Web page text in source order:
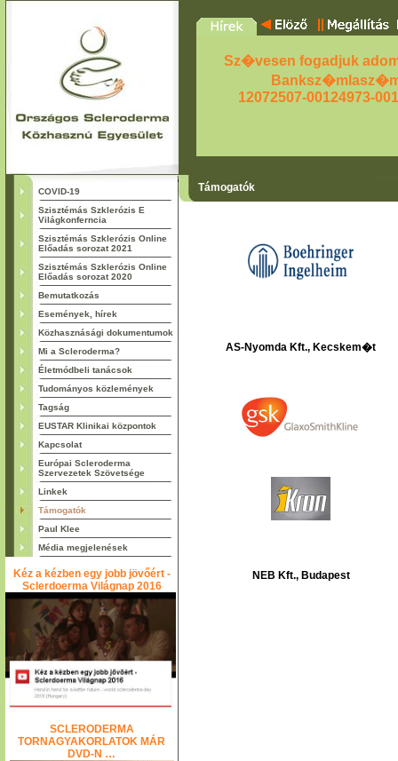
Sz�vesen fogadjuk
12072507-00124973-
COVID-19
Szisztémás Szklerózis E
Világkonferncia
Szisztémás Szklerózis Online
Előadás sorozat 2021
Szisztémás Szklerózis Online
Előadás sorozat 2020
Bemutatkozás
Események, hírek
Közhasznásági dokumentumok
Mi a Scleroderma?
Életmódbeli tanácsok
Tudományos közlemények
Tagság
EUSTAR Klinikai központok
Kapcsolat
Európai Scleroderma
Szervezetek Szövetsége
Linkek
Támogatók
Paul Klee
Média megjelenések
Kéz a kézben egy jobb jövőért -
Sclerdoerma Világnap 2016
SCLERODERMA
TORNAGYAKORLATOK MÁR
DVD-N …
Támogatók
AS-Nyomda Kft., Kecskem�t
NEB Kft., Budapest